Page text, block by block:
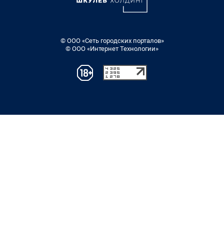
© ООО «Сеть городских порталов»
© ООО «Интернет Технологии»